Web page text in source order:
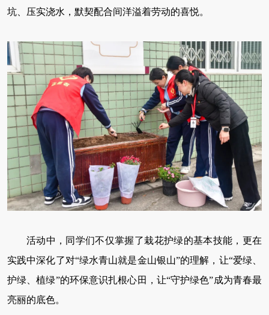
坑、压实浇水，默契配合间洋溢着劳动的喜悦。
活动中，同学们不仅掌握了栽花护绿的基本技能，更在
实践中深化了对“绿水青山就是金山银山”的理解，让“爱绿、
护绿、植绿”的环保意识扎根心田，让“守护绿色”成为青春最
亮丽的底色。